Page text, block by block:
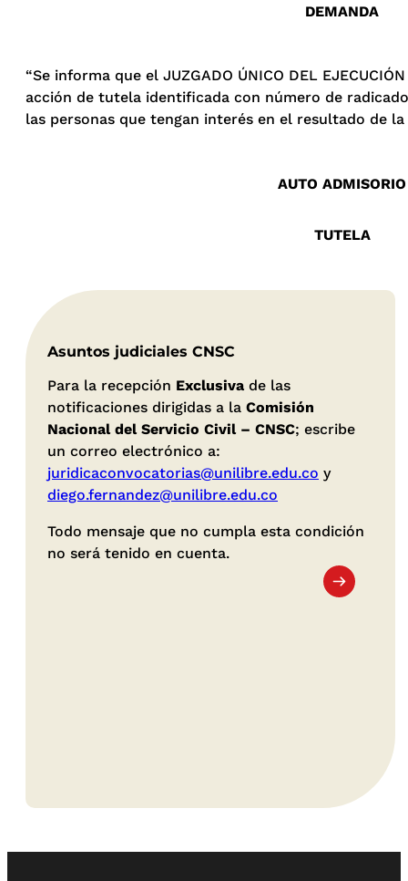
DEMANDA
“Se informa que el JUZGADO ÚNICO DEL
acción de tutela identificada con número de
las personas que tengan interés en el resultado de
AUTO ADMISORIO
TUTELA
Asuntos judiciales CNSC
Para la recepción Exclusiva de las
notificaciones dirigidas a la Comisión
Nacional del Servicio Civil – CNSC; escribe
un correo electrónico a:
juridicaconvocatorias@unilibre.edu.co y
diego.fernandez@unilibre.edu.co
Todo mensaje que no cumpla esta condición
no será tenido en cuenta.